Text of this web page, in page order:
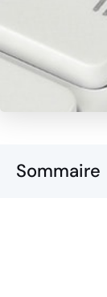
Sommaire